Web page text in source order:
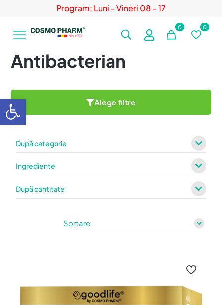
Program: Luni - Vineri 08 - 17
0 0
Antibacterian
Alege filtre
După categorie
Ingrediente
După cantitate
Deschide bara de unelte